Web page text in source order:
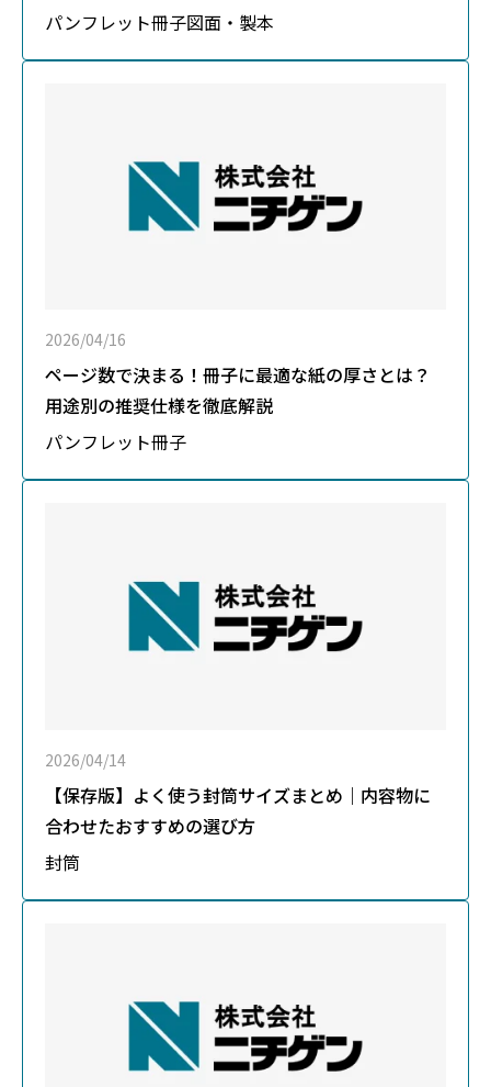
パンフレット冊子図面・製本
2026/04/16
ページ数で決まる！冊子に最適な紙の厚さとは？
用途別の推奨仕様を徹底解説
パンフレット冊子
2026/04/14
【保存版】よく使う封筒サイズまとめ｜内容物に
合わせたおすすめの選び方
封筒